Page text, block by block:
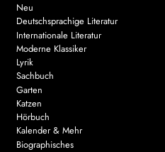
Neu
Deutschsprachige Literatur
Internationale Literatur
Moderne Klassiker
Lyrik
Sachbuch
Garten
Katzen
Hörbuch
Kalender & Mehr
Biographisches